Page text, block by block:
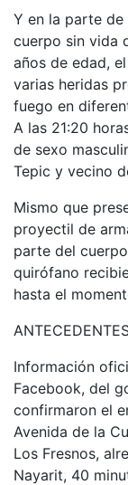
Y en la parte
cuerpo sin vida
años de edad,
varias heridas
fuego en
A las 21:20
de sexo
Tepic y vecino
Mismo que
proyectil de
parte del
quirófano
hasta el
Información
Facebook, del
confirmaron el
Avenida de la
Los Fresnos,
Nayarit, 40